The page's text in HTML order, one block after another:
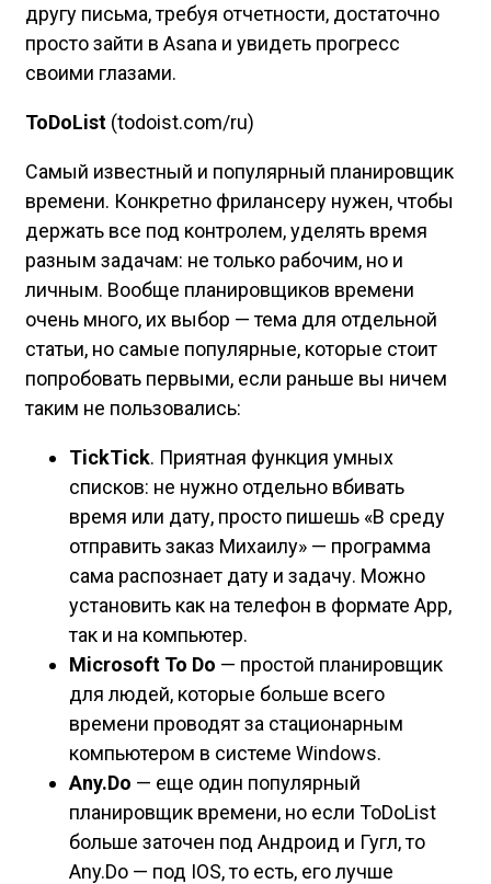
другу письма, требуя отчетности, достаточно
просто зайти в Asana и увидеть прогресс
своими глазами.
ToDoList (todoist.com/ru)
Самый известный и популярный планировщик
времени. Конкретно фрилансеру нужен, чтобы
держать все под контролем, уделять время
разным задачам: не только рабочим, но и
личным. Вообще планировщиков времени
очень много, их выбор — тема для отдельной
статьи, но самые популярные, которые стоит
попробовать первыми, если раньше вы ничем
таким не пользовались:
TickTick. Приятная функция умных
списков: не нужно отдельно вбивать
время или дату, просто пишешь «В среду
отправить заказ Михаилу» — программа
сама распознает дату и задачу. Можно
установить как на телефон в формате App,
так и на компьютер.
Microsoft To Do — простой планировщик
для людей, которые больше всего
времени проводят за стационарным
компьютером в системе Windows.
Any.Do — еще один популярный
планировщик времени, но если ToDoList
больше заточен под Андроид и Гугл, то
Any.Do — под IOS, то есть, его лучше